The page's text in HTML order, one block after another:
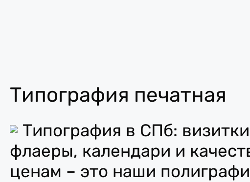
Типография печатная
Типография в СПб:
флаеры, календари и
ценам – это наши